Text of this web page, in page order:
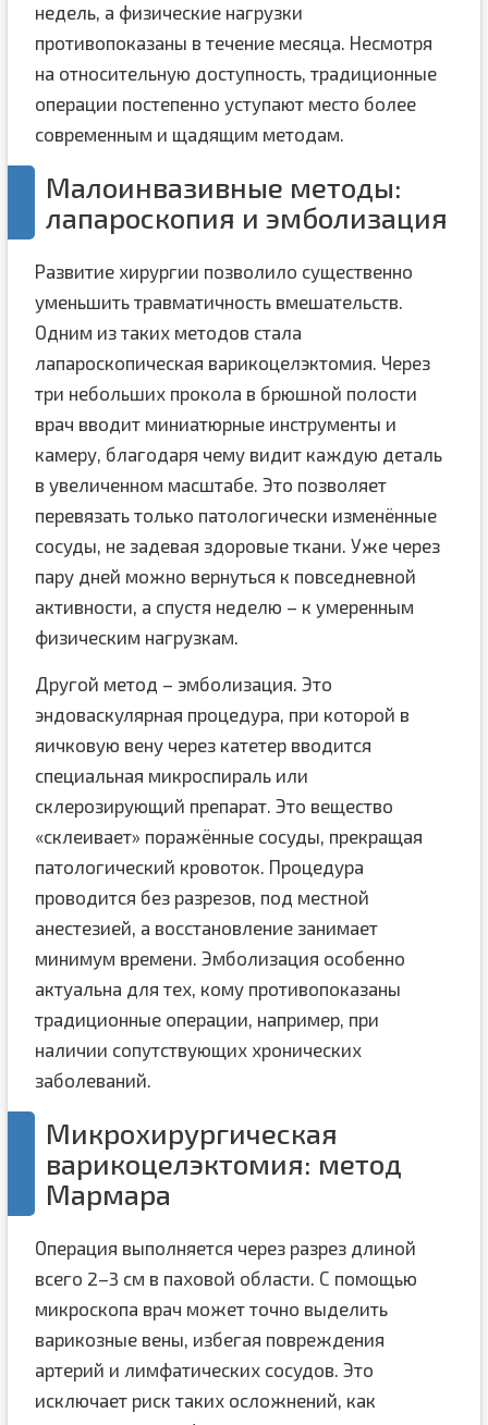
недель, а физические нагрузки
противопоказаны в течение месяца. Несмотря
на относительную доступность, традиционные
операции постепенно уступают место более
современным и щадящим методам.
Малоинвазивные методы:
лапароскопия и эмболизация
Развитие хирургии позволило существенно
уменьшить травматичность вмешательств.
Одним из таких методов стала
лапароскопическая варикоцелэктомия. Через
три небольших прокола в брюшной полости
врач вводит миниатюрные инструменты и
камеру, благодаря чему видит каждую деталь
в увеличенном масштабе. Это позволяет
перевязать только патологически изменённые
сосуды, не задевая здоровые ткани. Уже через
пару дней можно вернуться к повседневной
активности, а спустя неделю – к умеренным
физическим нагрузкам.
Другой метод – эмболизация. Это
эндоваскулярная процедура, при которой в
яичковую вену через катетер вводится
специальная микроспираль или
склерозирующий препарат. Это вещество
«склеивает» поражённые сосуды, прекращая
патологический кровоток. Процедура
проводится без разрезов, под местной
анестезией, а восстановление занимает
минимум времени. Эмболизация особенно
актуальна для тех, кому противопоказаны
традиционные операции, например, при
наличии сопутствующих хронических
заболеваний.
Микрохирургическая
варикоцелэктомия: метод
Мармара
Операция выполняется через разрез длиной
всего 2–3 см в паховой области. С помощью
микроскопа врач может точно выделить
варикозные вены, избегая повреждения
артерий и лимфатических сосудов. Это
исключает риск таких осложнений, как